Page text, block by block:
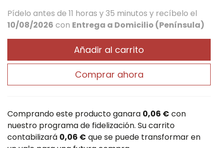
Pídelo antes de 11 horas y 35 minutos y recíbelo el
10/08/2026 con Entrega a Domicilio (Península)
Añadir al carrito
Comprar ahora
Comprando este producto ganara 0,06 € con
nuestro programa de fidelización. Su carrito
contabilizará 0,06 € que se puede transformar en